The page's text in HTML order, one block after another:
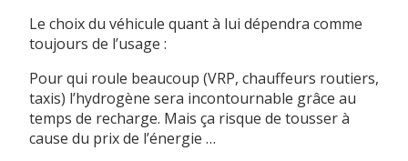
Le choix du véhicule quant à lui dépendra comme
toujours de l’usage :
Pour qui roule beaucoup (VRP, chauffeurs routiers,
taxis) l’hydrogène sera incontournable grâce au
temps de recharge. Mais ça risque de tousser à
cause du prix de l’énergie …